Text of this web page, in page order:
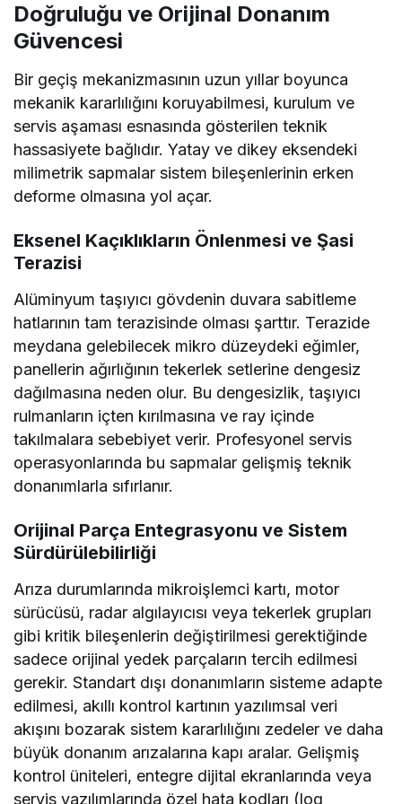
Doğruluğu ve Orijinal Donanım
Güvencesi
Bir geçiş mekanizmasının uzun yıllar boyunca
mekanik kararlılığını koruyabilmesi, kurulum ve
servis aşaması esnasında gösterilen teknik
hassasiyete bağlıdır. Yatay ve dikey eksendeki
milimetrik sapmalar sistem bileşenlerinin erken
deforme olmasına yol açar.
Eksenel Kaçıklıkların Önlenmesi ve Şasi
Terazisi
Alüminyum taşıyıcı gövdenin duvara sabitleme
hatlarının tam terazisinde olması şarttır. Terazide
meydana gelebilecek mikro düzeydeki eğimler,
panellerin ağırlığının tekerlek setlerine dengesiz
dağılmasına neden olur. Bu dengesizlik, taşıyıcı
rulmanların içten kırılmasına ve ray içinde
takılmalara sebebiyet verir. Profesyonel servis
operasyonlarında bu sapmalar gelişmiş teknik
donanımlarla sıfırlanır.
Orijinal Parça Entegrasyonu ve Sistem
Sürdürülebilirliği
Arıza durumlarında mikroişlemci kartı, motor
sürücüsü, radar algılayıcısı veya tekerlek grupları
gibi kritik bileşenlerin değiştirilmesi gerektiğinde
sadece orijinal yedek parçaların tercih edilmesi
gerekir. Standart dışı donanımların sisteme adapte
edilmesi, akıllı kontrol kartının yazılımsal veri
akışını bozarak sistem kararlılığını zedeler ve daha
büyük donanım arızalarına kapı aralar. Gelişmiş
kontrol üniteleri, entegre dijital ekranlarında veya
servis yazılımlarında özel hata kodları (log